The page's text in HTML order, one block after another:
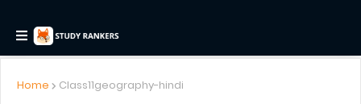
Home Class11geography-hindi